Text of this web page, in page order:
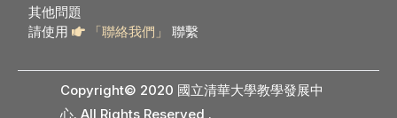
其他問題
請使用
「聯絡我們」 聯繫
Copyright© 2020 國立清華大學教學發展中
心. All Rights Reserved .